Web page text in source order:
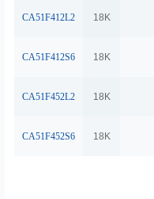
CA51F412L2 18K
CA51F412S6 18K
CA51F452L2 18K
CA51F452S6 18K